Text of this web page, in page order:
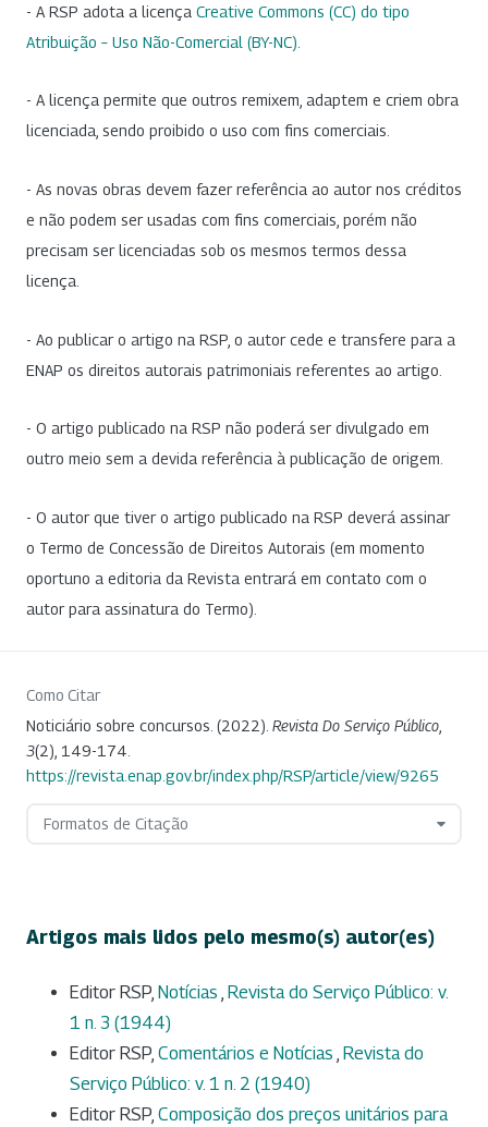
- A RSP adota a licença Creative Commons (CC) do tipo
Atribuição – Uso Não-Comercial (BY-NC)
- A licença permite que outros remixem, adaptem e criem obra
licenciada, sendo proibido o uso com fins comerciais.
- As novas obras devem fazer referência ao autor nos créditos
e não podem ser usadas com fins comerciais, porém não
precisam ser licenciadas sob os mesmos termos dessa
licença.
- Ao publicar o artigo na RSP, o autor cede e transfere para a
ENAP os direitos autorais patrimoniais referentes ao artigo.
- O artigo publicado na RSP não poderá ser divulgado em
outro meio sem a devida referência à publicação de origem.
- O autor que tiver o artigo publicado na RSP deverá assinar
o Termo de Concessão de Direitos Autorais (em momento
oportuno a editoria da Revista entrará em contato com o
autor para assinatura do Termo).
Como Citar
Noticiário sobre concursos. (2022). Revista Do Serviço Público
3(2), 149-174.
https://revista.enap.gov.br/index.php/RSP/article/view/9265
Formatos de Citação
Artigos mais lidos pelo mesmo(s) autor(es)
Editor RSP, Notícias , Revista do Serviço Público: v.
1 n. 3 (1944)
Editor RSP, Comentários e Notícias , Revista do
Serviço Público: v. 1 n. 2 (1940)
Editor RSP, Composição dos preços unitários para